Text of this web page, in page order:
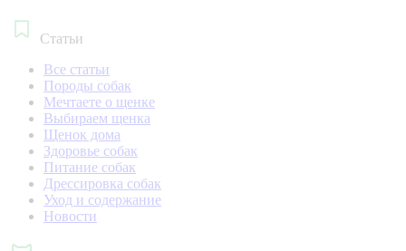
Статьи
Все статьи
Породы собак
Мечтаете о щенке
Выбираем щенка
Щенок дома
Здоровье собак
Питание собак
Дрессировка собак
Уход и содержание
Новости